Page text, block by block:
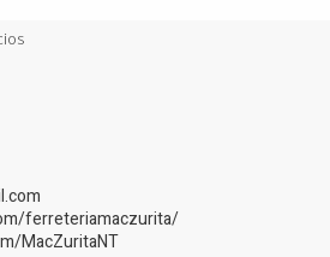
ferreteriamaczurita/
MacZuritaNT